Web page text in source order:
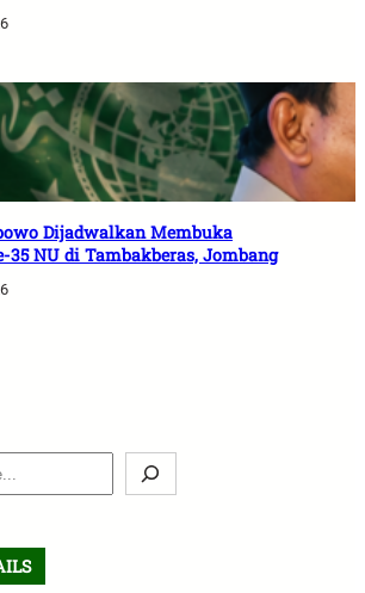
Dijadwalkan Membuka
NU di Tambakberas, Jombang